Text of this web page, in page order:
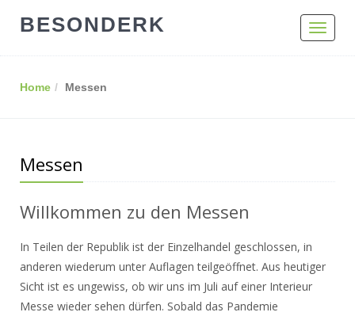
Toggle
BESONDERK
Home Messen
Messen
Willkommen zu den Messen
In Teilen der Republik ist der Einzelhandel geschlossen, in
anderen wiederum unter Auflagen teilgeöffnet. Aus heutiger
Sicht ist es ungewiss, ob wir uns im Juli auf einer Interieur
Messe wieder sehen dürfen. Sobald das Pandemie